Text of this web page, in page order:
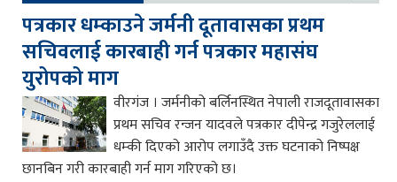
पत्रकार धम्काउने जर्मनी दूतावासका प्रथम
सचिवलाई कारबाही गर्न पत्रकार महासंघ
युरोपको माग
वीरगंज । जर्मनीको बर्लिनस्थित नेपाली राजदूतावासका
प्रथम सचिव रन्जन यादवले पत्रकार दीपेन्द्र गजुरेललाई
धम्की दिएको आरोप लगाउँदै उक्त घटनाको निष्पक्ष
छानबिन गरी कारबाही गर्न माग गरिएको छ।